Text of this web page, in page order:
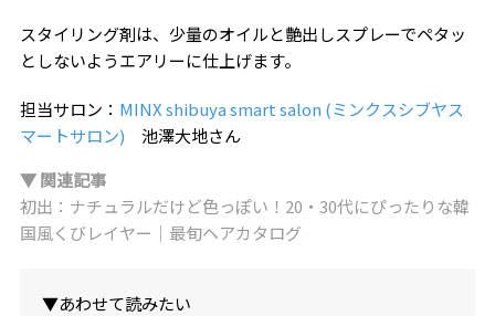
スタイリング剤は、少量のオイルと艶出しスプレーでペタッ
としないようエアリーに仕上げます。
担当サロン： MINX shibuya smart salon (ミンクスシブヤス
マートサロン) 池澤大地さん
▼ 関連記事
初出：ナチュラルだけど色っぽい！20・30代にぴったりな韓
国風くびレイヤー｜最旬ヘアカタログ
▼あわせて読みたい